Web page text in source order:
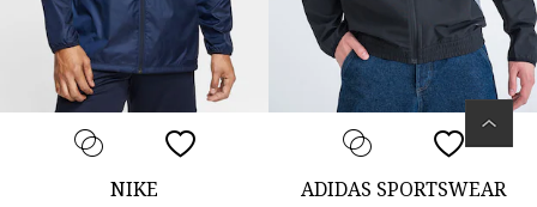
NIKE ADIDAS SPORTSWEAR